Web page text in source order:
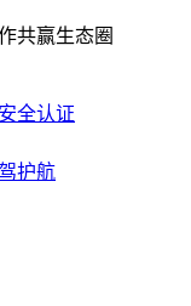
共赢生态圈
全认证
护航